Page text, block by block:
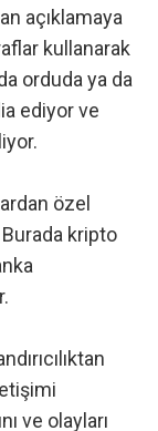
açıklamaya
kullanarak
orduda ya da
ediyor ve
özel
kripto
ve olayları